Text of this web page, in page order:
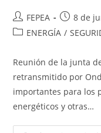
Autor
de
FEPEA
de
8 de
Categoría
entrada:
ENERGÍA /
Reunión de la junta
retransmitido por
importantes para los
energéticos y otras…